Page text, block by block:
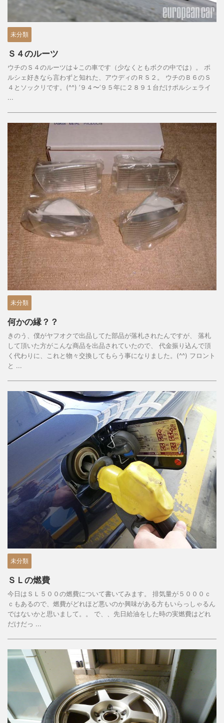
未分類
Ｓ４のルーツ
ウチのＳ４のルーツは↓この車です（少なくともボクの中では）。 ポ
ルシェ好きなら言わずと知れた、アウディのＲＳ２。 ウチのＢ６のＳ
４とソックリです。(^^) ’９４〜’９５年に２８９１台だけポルシェライ
...
未分類
何かの縁？？
きのう、僕がヤフオクで出品してた部品が落札されたんですが、 落札
して頂いた方がこんな商品を出品されていたので、 代金振り込んで頂
く代わりに、これと物々交換してもらう事になりました。(^^) フロント
と ...
未分類
ＳＬの燃費
今日はＳＬ５００の燃費について書いてみます。 排気量が５０００ｃ
ｃもあるので、燃費がどれほど悪いのか興味がある方もいらっしゃるん
ではないかと思いまして。。 で、、先日給油をした時の実燃費はどれ
だけだっ ...